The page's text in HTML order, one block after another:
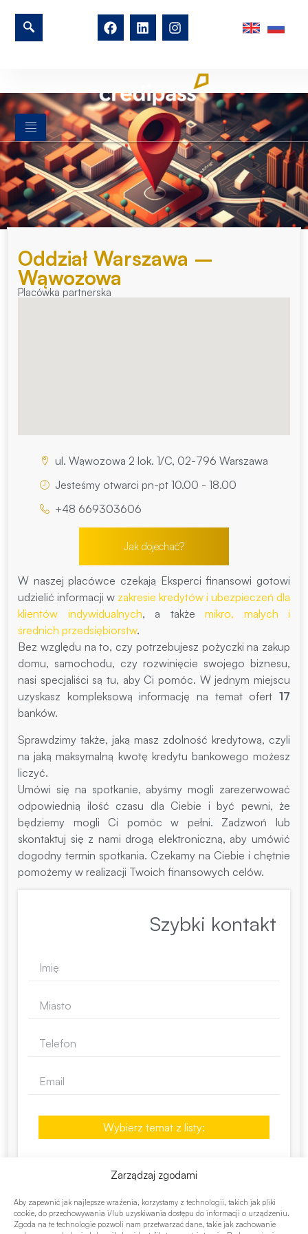
Zarządzaj zgodami
Aby zapewnić jak najlepsze wrażenia, korzystamy z technologii, takich jak pliki
cookie, do przechowywania i/lub uzyskiwania dostępu do informacji o urządzeniu.
Zgoda na te technologie pozwoli nam przetwarzać dane, takie jak zachowanie
Oddział Warszawa –
Wąwozowa
Placówka partnerska
ul. Wąwozowa 2 lok. 1/C, 02-796 Warszawa
Jesteśmy otwarci pn-pt 10.00 - 18.00
+48 669303606
Jak dojechać?
W naszej placówce czekają Eksperci finansowi gotowi
udzielić informacji w zakresie kredytów i ubezpieczeń dla
klientów indywidualnych, a także mikro, małych i
średnich przedsiębiorstw.
Bez względu na to, czy potrzebujesz pożyczki na zakup
domu, samochodu, czy rozwinięcie swojego biznesu,
nasi specjaliści są tu, aby Ci pomóc. W jednym miejscu
uzyskasz kompleksową informację na temat ofert 17
banków.
Sprawdzimy także, jaką masz zdolność kredytową, czyli
na jaką maksymalną kwotę kredytu bankowego możesz
liczyć.
Umówi się na spotkanie, abyśmy mogli zarezerwować
odpowiednią ilość czasu dla Ciebie i być pewni, że
będziemy mogli Ci pomóc w pełni. Zadzwoń lub
skontaktuj się z nami drogą elektroniczną, aby umówić
dogodny termin spotkania. Czekamy na Ciebie i chętnie
pomożemy w realizacji Twoich finansowych celów.
Szybki kontakt
Wybierz temat z listy: